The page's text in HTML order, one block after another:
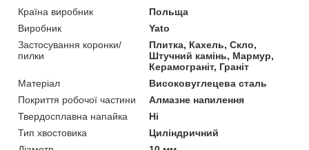
Країна виробник
Польща
Виробник
Yato
Застосування коронки/
пилки
Плитка, Кахель, Скло,
Штучний камінь, Мармур,
Керамограніт, Граніт
Матеріал
Високовуглецева сталь
Покриття робочої частини
Алмазне напилення
Твердосплавна напайка
Ні
Тип хвостовика
Циліндричний